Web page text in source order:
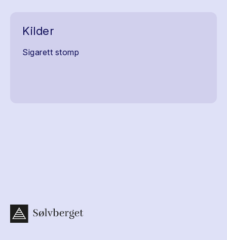
Kilder
Sigarett stomp